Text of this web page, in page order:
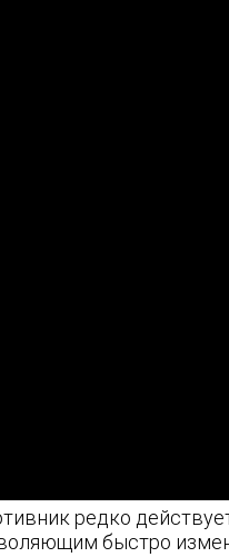
редко
быстро